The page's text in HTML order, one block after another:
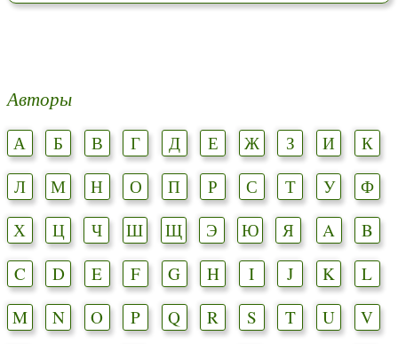
Авторы
А Б В Г Д Е Ж З И
К
Л
М Н О П Р С Т У
Ф
Х
Ц Ч Ш Щ Э Ю Я A
B
C
D E F G H I J K
L
M
N O P Q R S T U
V